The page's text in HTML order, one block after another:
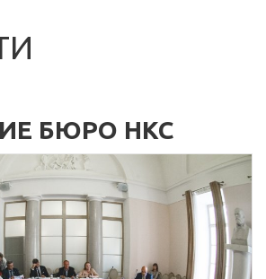
БЮРО НКС